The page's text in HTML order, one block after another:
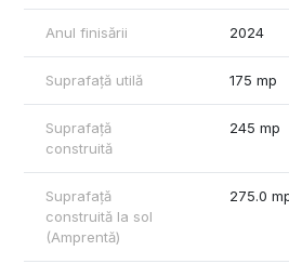
Anul finisării 2024
Suprafață utilă 175 mp
Suprafață
construită
245 mp
Suprafață
construită la sol
(Amprentă)
275.0